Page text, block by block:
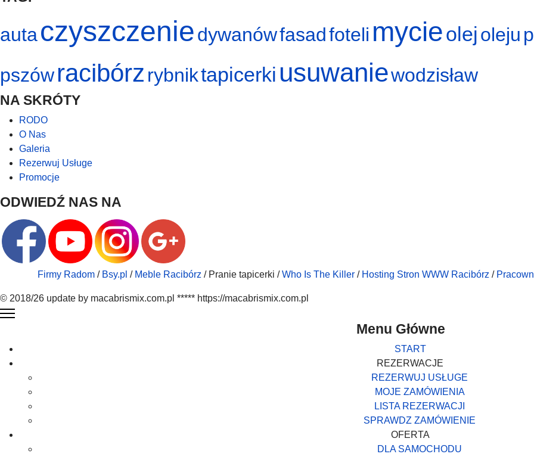
autaczyszczeniedywanówfasadfoteli mycieolejoleju
pszówracibórz rybniktapicerki usuwaniewodzisław
NA SKRÓTY
RODO
O Nas
Galeria
Rezerwuj Usługe
Promocje
ODWIEDŹ NAS NA
Firmy Radom/ Bsy.pl / Meble Racibórz / Pranie tapicerki /Who Is The Killer/ Hosting Stron WWW Racibórz /
© 2018/26 update by macabrismix.com.pl ***** https://macabrismix.com.pl
Menu Główne
START
REZERWACJE
REZERWUJ USŁUGE
MOJE ZAMÓWIENIA
LISTA REZERWACJI
SPRAWDZ ZAMÓWIENIE
OFERTA
DLA SAMOCHODU